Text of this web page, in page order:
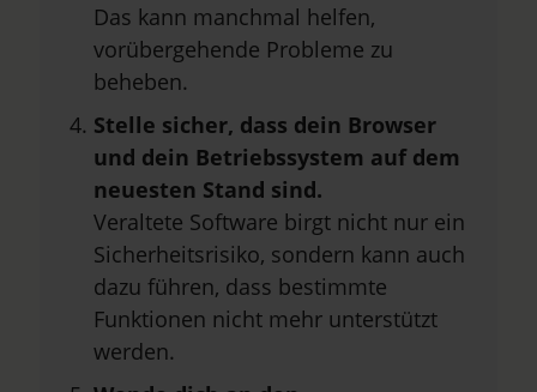
Das kann manchmal helfen,
vorübergehende Probleme zu
beheben.
Stelle sicher, dass dein Browser
und dein Betriebssystem auf dem
neuesten Stand sind.
Veraltete Software birgt nicht nur ein
Sicherheitsrisiko, sondern kann auch
dazu führen, dass bestimmte
Funktionen nicht mehr unterstützt
werden.